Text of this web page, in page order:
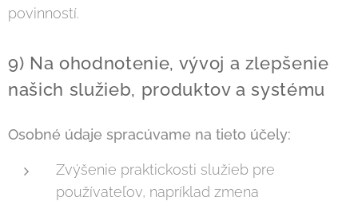
povinností.
9) Na ohodnotenie, vývoj a zlepšenie
našich služieb, produktov a systému
Osobné údaje spracúvame na tieto účely:
Zvýšenie praktickosti služieb pre
používateľov, napríklad zmena